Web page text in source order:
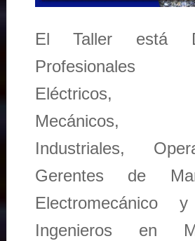
El Taller está
Profesionales
Eléctricos,
Mecánicos,
Industriales,
Gerentes de
Electromecánico
Ingenieros en